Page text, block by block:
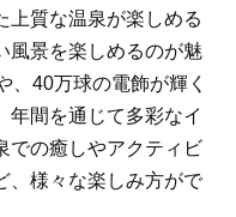
上質な温泉が楽しめる
風景を楽しめるのが魅
、40万球の電飾が輝く
年間を通じて多彩なイ
での癒しやアクティビ
、様々な楽しみ方がで